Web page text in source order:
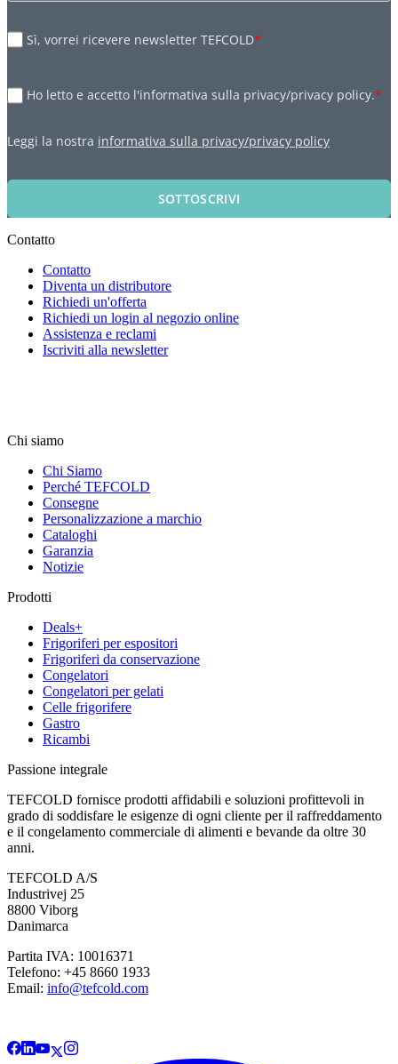
Sì, vorrei ricevere newsletter TEFCOLD*
Ho letto e accetto l'informativa sulla privacy/privacy policy.*
Leggi la nostra informativa sulla privacy/privacy policy
SOTTOSCRIVI
Contatto
Contatto
Diventa un distributore
Richiedi un'offerta
Richiedi un login al negozio online
Assistenza e reclami
Iscriviti alla newsletter
Chi siamo
Chi Siamo
Perché TEFCOLD
Consegne
Personalizzazione a marchio
Cataloghi
Garanzia
Notizie
Prodotti
Deals+
Frigoriferi per espositori
Frigoriferi da conservazione
Congelatori
Congelatori per gelati
Celle frigorifere
Gastro
Ricambi
Passione integrale
TEFCOLD fornisce prodotti affidabili e soluzioni profittevoli in
grado di soddisfare le esigenze di ogni cliente per il raffreddamento
e il congelamento commerciale di alimenti e bevande da oltre 30
anni.
TEFCOLD A/S
Industrivej 25
8800 Viborg
Danimarca
Partita IVA: 10016371
Telefono: +45 8660 1933
Email: info@tefcold.com